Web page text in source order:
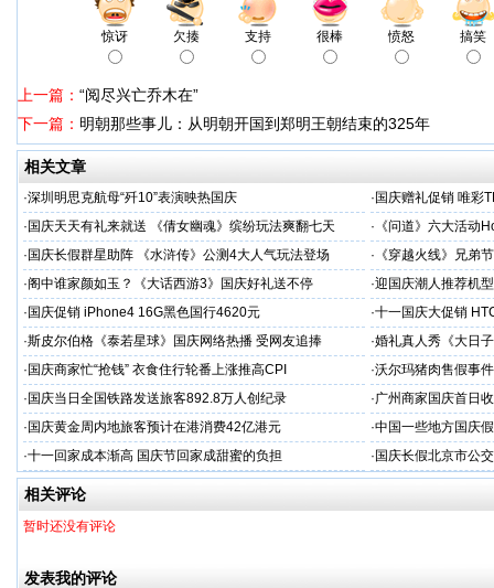
惊讶 欠揍 支持 很棒 愤怒 搞笑
上一篇： “阅尽兴亡乔木在”
下一篇： 明朝那些事儿：从明朝开国到郑明王朝结束的325年
相关文章
·深圳明思克航母“歼10”表演映热国庆 · 国庆赠礼促销 唯彩
· 国庆天天有礼来就送 《倩女幽魂》缤纷玩法爽翻七天 · 《问道》六大活动
· 国庆长假群星助阵 《水浒传》公测4大人气玩法登场 · 《穿越火线》兄弟
·阁中谁家颜如玉？《大话西游3》国庆好礼送不停 ·迎国庆潮人推荐机
· 国庆促销 iPhone4 16G黑色国行4620元 ·十一国庆大促销
·斯皮尔伯格《泰若星球》国庆网络热播 受网友追捧 ·婚礼真人秀《大日
· 国庆商家忙“抢钱” 衣食住行轮番上涨推高CPI ·沃尔玛猪肉售假事
· 国庆当日全国铁路发送旅客892.8万人创纪录 ·广州商家国庆首日
· 国庆黄金周内地旅客预计在港消费42亿港元 ·中国一些地方国庆
·十一回家成本渐高 国庆节回家成甜蜜的负担 · 国庆长假北京市公
相关评论
暂时还没有评论
发表我的评论